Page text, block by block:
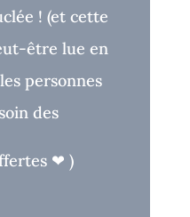
! (et cette
être lue en
personnes
des
ertes ❤)